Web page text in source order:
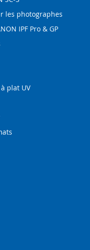
les photographes
IPF Pro & GP
plat UV